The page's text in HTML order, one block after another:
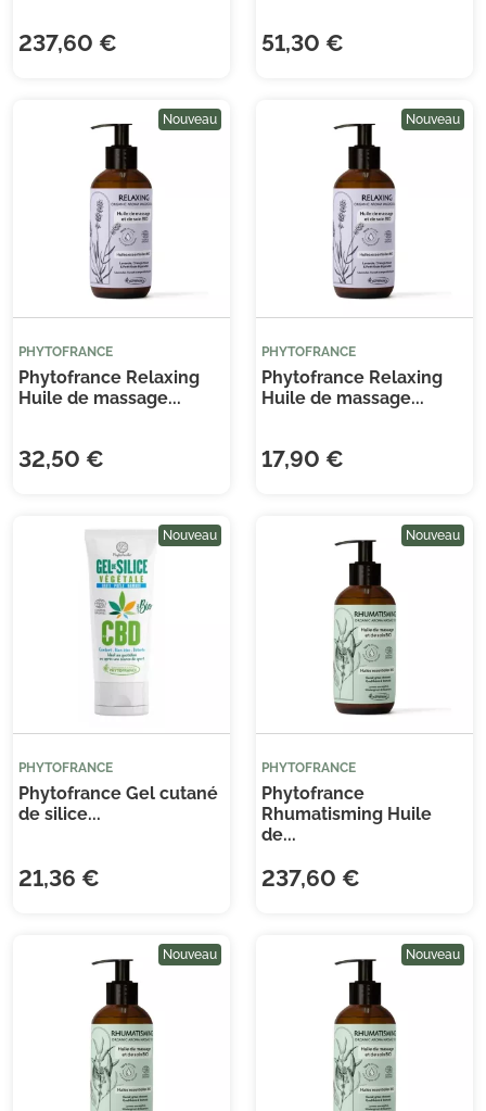
237,60 € 51,30 €
Nouveau
PHYTOFRANCE
Phytofrance Relaxing
Huile de massage...
32,50 €
Nouveau
PHYTOFRANCE
Phytofrance Relaxing
Huile de massage...
17,90 €
Nouveau
PHYTOFRANCE
Phytofrance Gel cutané
de silice...
21,36 €
Nouveau
PHYTOFRANCE
Phytofrance
Rhumatisming Huile
de...
237,60 €
Nouveau Nouveau